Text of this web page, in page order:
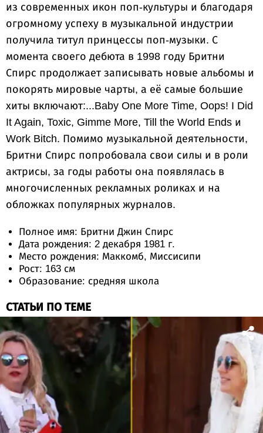
из современных икон поп-культуры и благодаря
огромному успеху в музыкальной индустрии
получила титул принцессы поп-музыки. С
момента своего дебюта в 1998 году Бритни
Спирс продолжает записывать новые альбомы и
покорять мировые чарты, а её самые большие
хиты включают:...Baby One More Time, Oops! I Did
It Again, Toxic, Gimme More, Till the World Ends и
Work Bitch. Помимо музыкальной деятельности,
Бритни Спирс попробовала свои силы и в роли
актрисы, за годы работы она появлялась в
многочисленных рекламных роликах и на
обложках популярных журналов.
Полное имя: Бритни Джин Спирс
Дата рождения: 2 декабря 1981 г.
Место рождения: Маккомб, Миссисипи
Рост: 163 см
Образование: средняя школа
СТАТЬИ ПО ТЕМЕ